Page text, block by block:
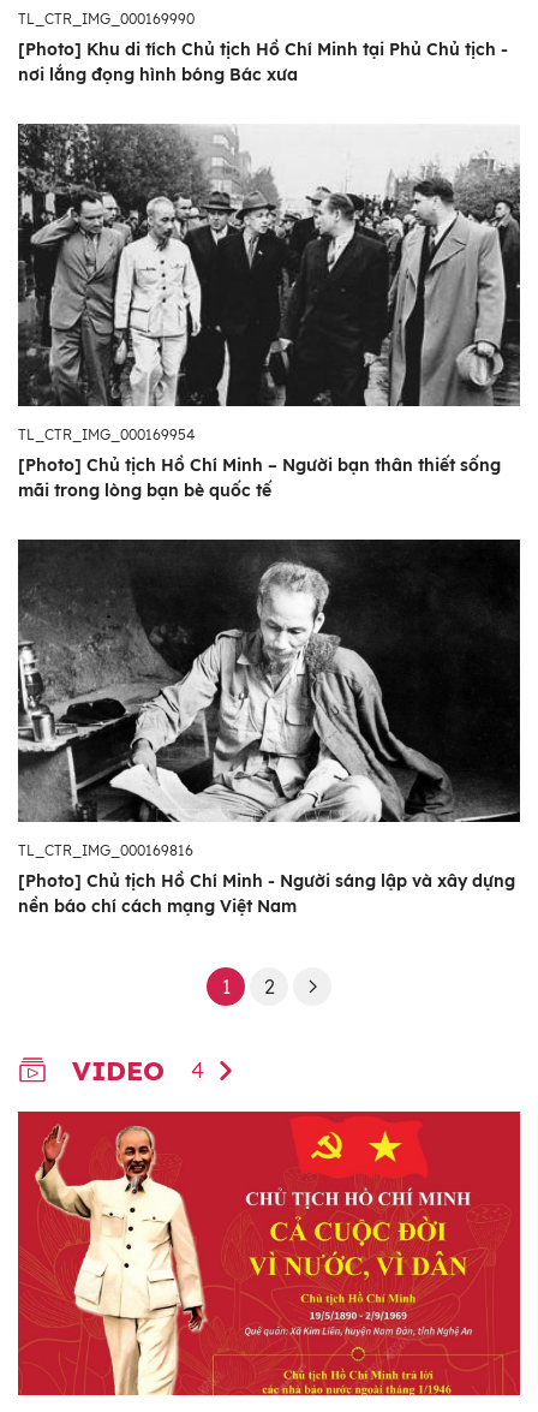
TL_CTR_IMG_000169990
[Photo] Khu di tích Chủ tịch Hồ Chí Minh tại Phủ Chủ tịch -
nơi lắng đọng hình bóng Bác xưa
TL_CTR_IMG_000169954
[Photo] Chủ tịch Hồ Chí Minh – Người bạn thân thiết sống
mãi trong lòng bạn bè quốc tế
TL_CTR_IMG_000169816
[Photo] Chủ tịch Hồ Chí Minh - Người sáng lập và xây dựng
nền báo chí cách mạng Việt Nam
1 2
VIDEO 4